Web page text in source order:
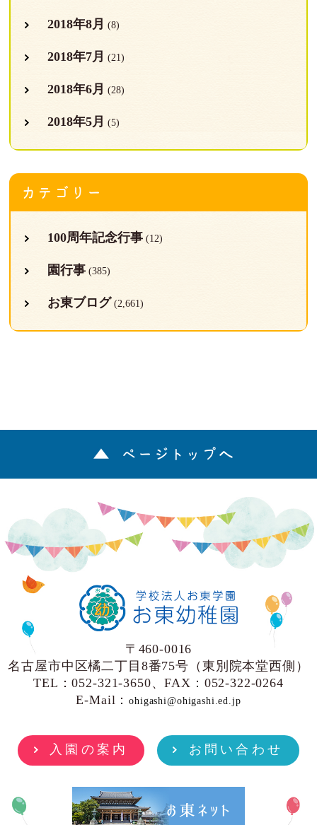
2018年8月 (8)
2018年7月 (21)
2018年6月 (28)
2018年5月 (5)
カテゴリー
100周年記念行事(12)
園行事(385)
お東ブログ (2,661)
ページトップへ
〒460-0016
名古屋市中区橘二丁目8番75号（東別院本堂西側）
TEL：052-321-3650、FAX：052-322-0264
E-Mail：ohigashi@ohigashi.ed.jp
入園の案内 お問い合わせ